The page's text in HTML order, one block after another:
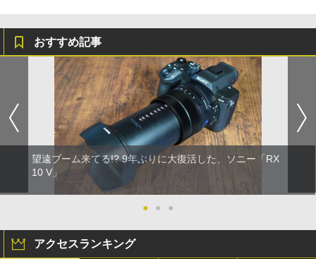
おすすめ記事
望遠ブーム来てる!? 9年ぶりに大復活した、ソニー「RX
10 V」
● ● ●
アクセスランキング